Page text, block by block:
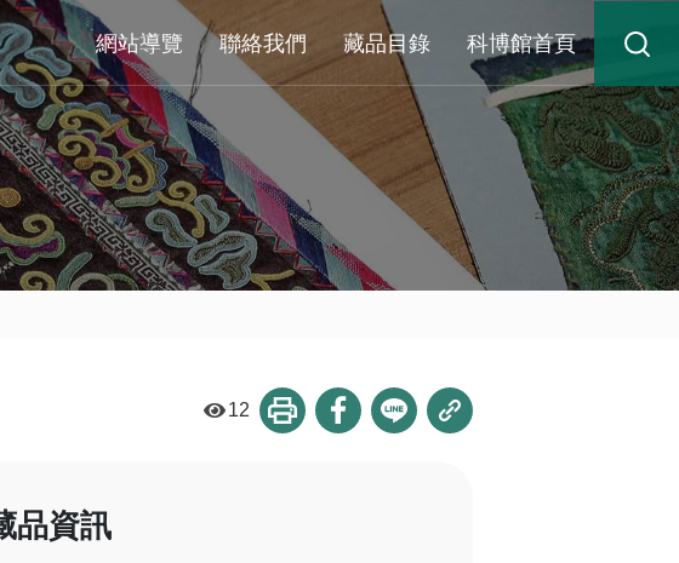
網站導覽 聯絡我們 藏品目錄 科博館首頁
12
品資訊